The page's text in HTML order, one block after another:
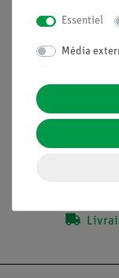
étudiants
comparables
Contenu de
Essentiel
Média